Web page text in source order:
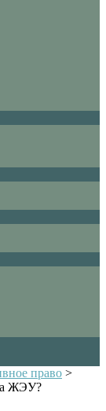
право >
ЖЭУ?